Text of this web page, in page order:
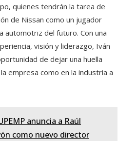
quienes tendrán la tarea de
de Nissan como un jugador
automotriz del futuro. Con una
visión y liderazgo, Iván
de dejar una huella
empresa como en la industria a
anuncia a Raúl
como nuevo director